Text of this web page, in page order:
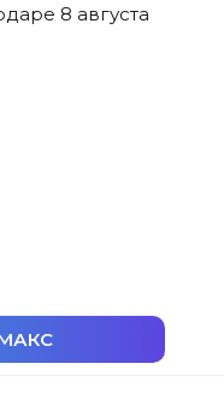
8 августа
МАКС